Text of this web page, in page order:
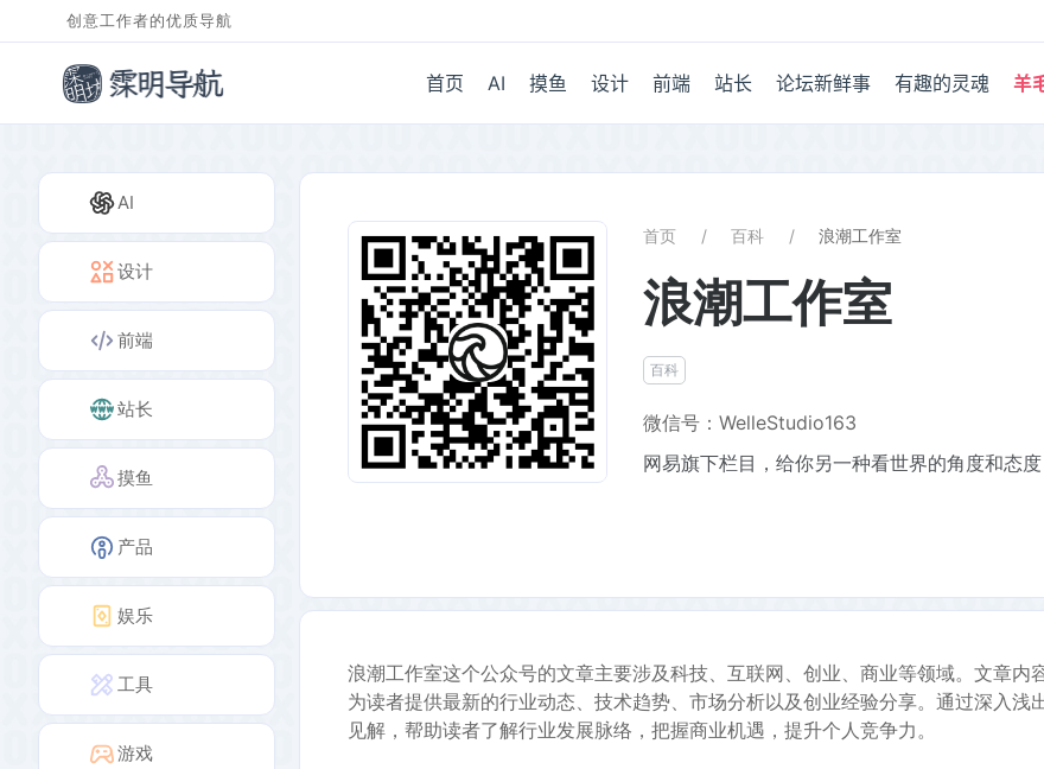
创意工作者的优质导航
首页 AI 摸鱼 设计 前端 站长 论坛新鲜事 有趣的灵魂 羊
AI
设计
前端
站长
摸鱼
产品
娱乐
工具
游戏
首页 百科 浪潮工作室
浪潮工作室
百科
微信号：WelleStudio163
网易旗下栏目，给你另一种看世界的角度和态度
浪潮工作室这个公众号的文章主要涉及科技、互联网、创业、商业等领域。文章内
为读者提供最新的行业动态、技术趋势、市场分析以及创业经验分享。通过深入浅
见解，帮助读者了解行业发展脉络，把握商业机遇，提升个人竞争力。